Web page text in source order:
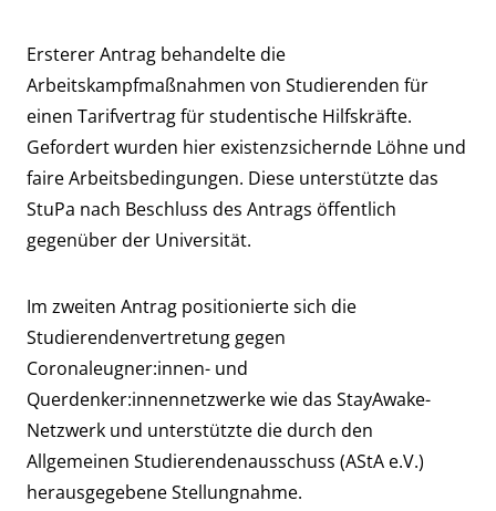
Ersterer Antrag behandelte die
Arbeitskampfmaßnahmen von Studierenden für
einen Tarifvertrag für studentische Hilfskräfte.
Gefordert wurden hier existenzsichernde Löhne und
faire Arbeitsbedingungen. Diese unterstützte das
StuPa nach Beschluss des Antrags öffentlich
gegenüber der Universität.
Im zweiten Antrag positionierte sich die
Studierendenvertretung gegen
Coronaleugner:innen- und
Querdenker:innennetzwerke wie das StayAwake-
Netzwerk und unterstützte die durch den
Allgemeinen Studierendenausschuss (AStA e.V.)
herausgegebene Stellungnahme.